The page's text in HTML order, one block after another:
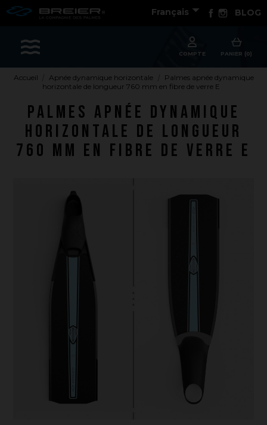
Apnée dynamique horizontale
Apnée poids constant
Bonnes affaires
Rugby subaquatique
Français Facebook
Instagram
BLOG
COMPTE PANIER (0)
Accueil Apnée dynamique horizontale
Palmes apnée dynamique
horizontale de longueur 760 mm en fibre de verre E
Palmes apnée dynamique
horizontale de longueur
760 mm en fibre de verre E